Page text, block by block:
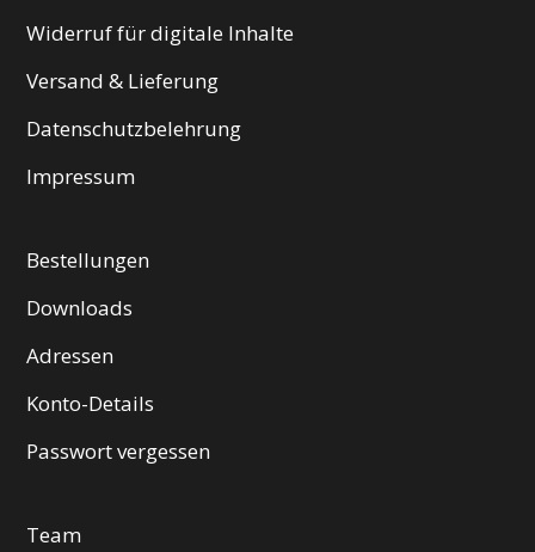
Widerruf für digitale Inhalte
Versand & Lieferung
Datenschutzbelehrung
Impressum
Bestellungen
Downloads
Adressen
Konto-Details
Passwort vergessen
Team